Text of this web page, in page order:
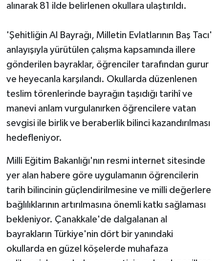
alınarak 81 ilde belirlenen okullara ulaştırıldı.
'Şehitliğin Al Bayrağı, Milletin Evlatlarının Baş Tacı'
anlayışıyla yürütülen çalışma kapsamında illere
gönderilen bayraklar, öğrenciler tarafından gurur
ve heyecanla karşılandı. Okullarda düzenlenen
teslim törenlerinde bayrağın taşıdığı tarihî ve
manevi anlam vurgulanırken öğrencilere vatan
sevgisi ile birlik ve beraberlik bilinci kazandırılması
hedefleniyor.
Milli Eğitim Bakanlığı'nın resmi internet sitesinde
yer alan habere göre uygulamanın öğrencilerin
tarih bilincinin güçlendirilmesine ve milli değerlere
bağlılıklarının artırılmasına önemli katkı sağlaması
bekleniyor. Çanakkale'de dalgalanan al
bayrakların Türkiye'nin dört bir yanındaki
okullarda en güzel köşelerde muhafaza